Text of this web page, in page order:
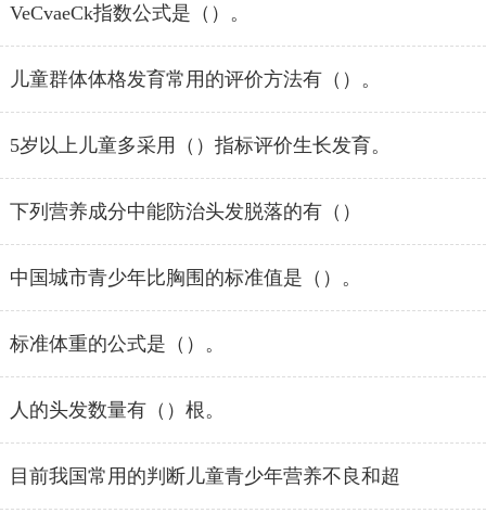
VeCvaeCk指数公式是（）。
儿童群体体格发育常用的评价方法有（）。
5岁以上儿童多采用（）指标评价生长发育。
下列营养成分中能防治头发脱落的有（）
中国城市青少年比胸围的标准值是（）。
标准体重的公式是（）。
人的头发数量有（）根。
目前我国常用的判断儿童青少年营养不良和超